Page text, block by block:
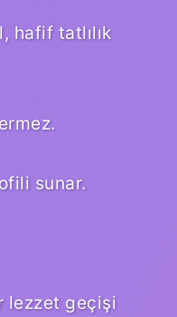
hafif tatlılık
sunar.
lezzet geçişi